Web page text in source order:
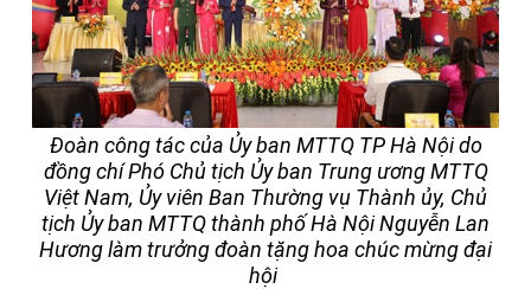
Đoàn công tác của Ủy ban MTTQ TP Hà Nội do
đồng chí Phó Chủ tịch Ủy ban Trung ương MTTQ
Việt Nam, Ủy viên Ban Thường vụ Thành ủy, Chủ
tịch Ủy ban MTTQ thành phố Hà Nội Nguyễn Lan
Hương làm trưởng đoàn tặng hoa chúc mừng đại
hội